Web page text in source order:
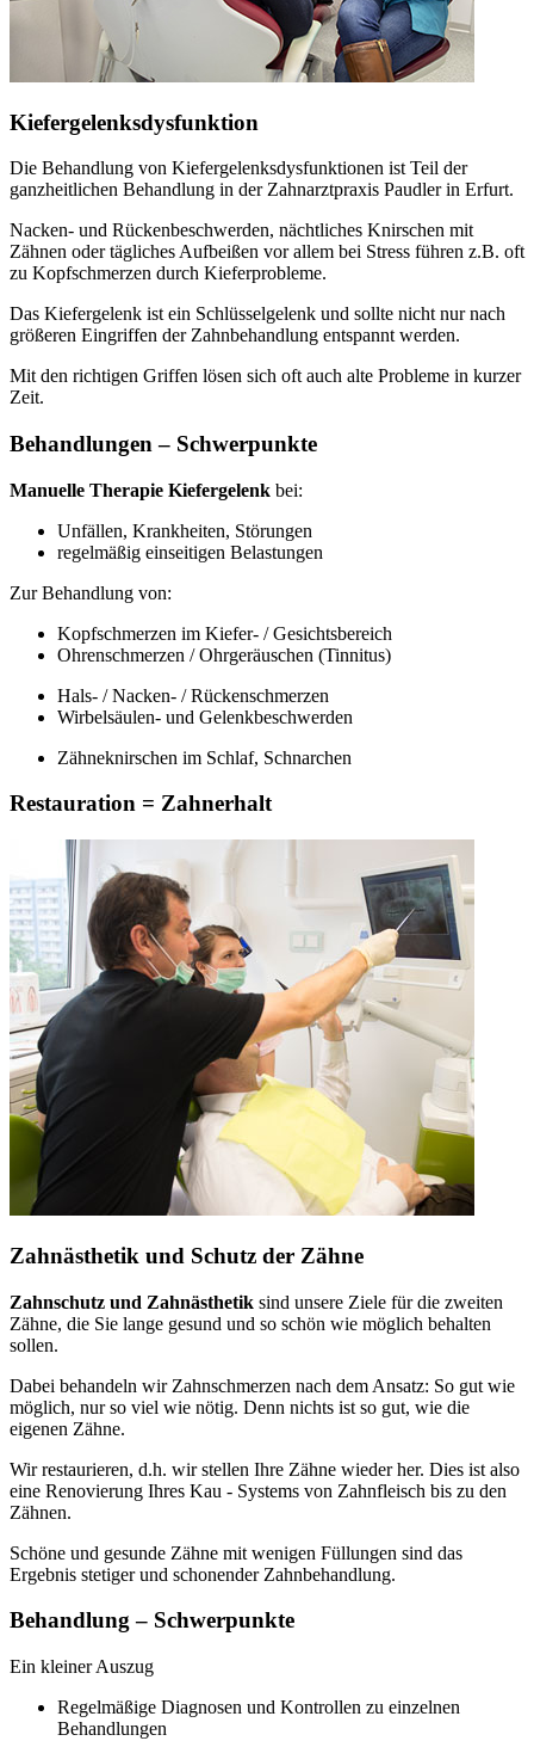
Kiefergelenksdysfunktion
Die Behandlung von Kiefergelenksdysfunktionen ist Teil der
ganzheitlichen Behandlung in der Zahnarztpraxis Paudler in Erfurt.
Nacken- und Rückenbeschwerden, nächtliches Knirschen mit
Zähnen oder tägliches Aufbeißen vor allem bei Stress führen z.B. oft
zu Kopfschmerzen durch Kieferprobleme.
Das Kiefergelenk ist ein Schlüsselgelenk und sollte nicht nur nach
größeren Eingriffen der Zahnbehandlung entspannt werden.
Mit den richtigen Griffen lösen sich oft auch alte Probleme in kurzer
Zeit.
Behandlungen – Schwerpunkte
Manuelle Therapie Kiefergelenk bei:
Unfällen, Krankheiten, Störungen
regelmäßig einseitigen Belastungen
Zur Behandlung von:
Kopfschmerzen im Kiefer- / Gesichtsbereich
Ohrenschmerzen / Ohrgeräuschen (Tinnitus)
Hals- / Nacken- / Rückenschmerzen
Wirbelsäulen- und Gelenkbeschwerden
Zähneknirschen im Schlaf, Schnarchen
Restauration = Zahnerhalt
Zahnästhetik und Schutz der Zähne
Zahnschutz und Zahnästhetik sind unsere Ziele für die zweiten
Zähne, die Sie lange gesund und so schön wie möglich behalten
sollen.
Dabei behandeln wir Zahnschmerzen nach dem Ansatz: So gut wie
möglich, nur so viel wie nötig. Denn nichts ist so gut, wie die
eigenen Zähne.
Wir restaurieren, d.h. wir stellen Ihre Zähne wieder her. Dies ist also
eine Renovierung Ihres Kau - Systems von Zahnfleisch bis zu den
Zähnen.
Schöne und gesunde Zähne mit wenigen Füllungen sind das
Ergebnis stetiger und schonender Zahnbehandlung.
Behandlung – Schwerpunkte
Ein kleiner Auszug
Regelmäßige Diagnosen und Kontrollen zu einzelnen
Behandlungen